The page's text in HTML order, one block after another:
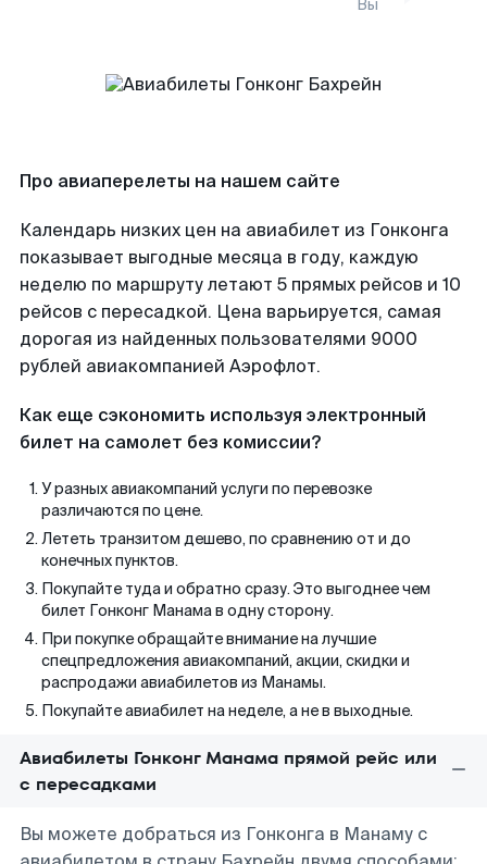
Вы
Про авиаперелеты на нашем сайте
Календарь низких цен на авиабилет из Гонконга
показывает выгодные месяца в году, каждую
неделю по маршруту летают 5 прямых рейсов и 10
рейсов с пересадкой. Цена варьируется, самая
дорогая из найденных пользователями 9000
рублей авиакомпанией Аэрофлот.
Как еще сэкономить используя электронный
билет на самолет без комиссии?
У разных авиакомпаний услуги по перевозке
различаются по цене.
Лететь транзитом дешево, по сравнению от и до
конечных пунктов.
Покупайте туда и обратно сразу. Это выгоднее чем
билет Гонконг Манама в одну сторону.
При покупке обращайте внимание на лучшие
спецпредложения авиакомпаний, акции, скидки и
распродажи авиабилетов из Манамы.
Покупайте авиабилет на неделе, а не в выходные.
Авиабилеты Гонконг Манама прямой рейс или
с пересадками
Вы можете добраться из Гонконга в Манаму с